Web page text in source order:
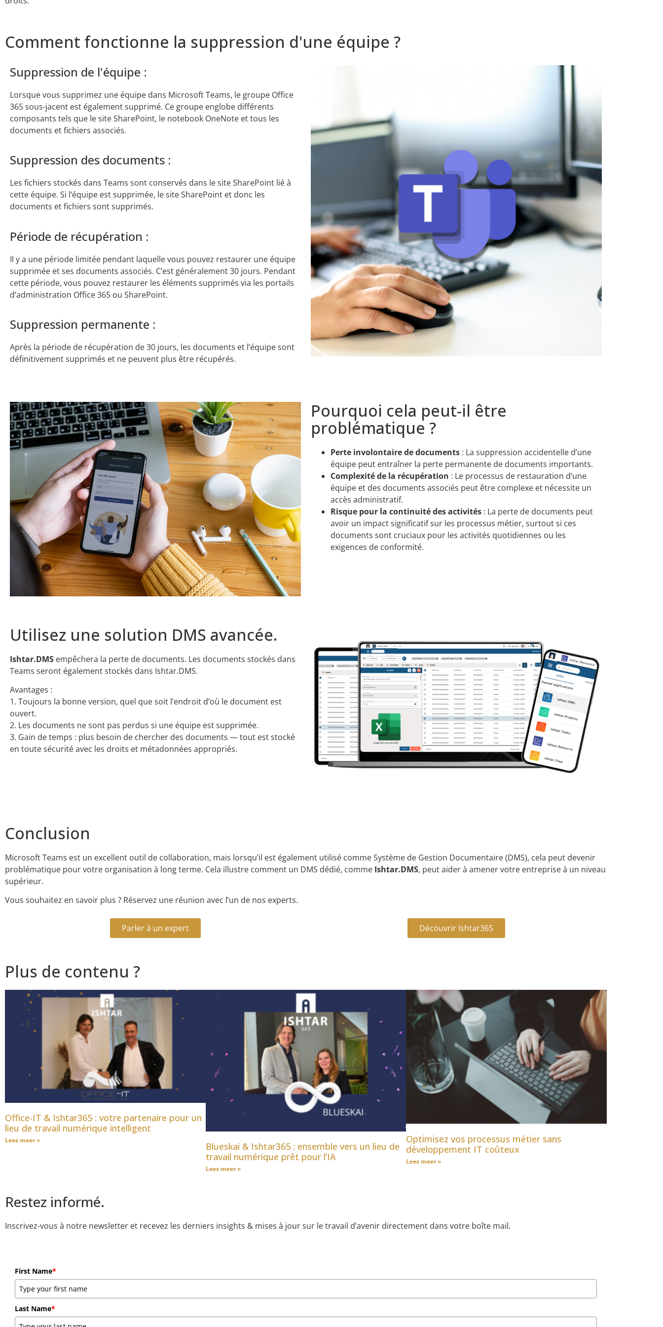
Comment fonctionne la suppression d'une équipe ?
Suppression de l'équipe :
Lorsque vous supprimez une équipe dans Microsoft Teams, le groupe Office
365 sous-jacent est également supprimé. Ce groupe englobe différents
composants tels que le site SharePoint, le notebook OneNote et tous les
documents et fichiers associés.
Suppression des documents :
Les fichiers stockés dans Teams sont conservés dans le site SharePoint lié à
cette équipe. Si l’équipe est supprimée, le site SharePoint et donc les
documents et fichiers sont supprimés.
Période de récupération :
Il y a une période limitée pendant laquelle vous pouvez restaurer une équipe
supprimée et ses documents associés. C’est généralement 30 jours. Pendant
cette période, vous pouvez restaurer les éléments supprimés via les portails
d’administration Office 365 ou SharePoint.
Suppression permanente :
Après la période de récupération de 30 jours, les documents et l’équipe sont
définitivement supprimés et ne peuvent plus être récupérés.
Pourquoi cela peut-il être
problématique ?
Perte involontaire de documents : La suppression accidentelle d’une
équipe peut entraîner la perte permanente de documents importants.
Complexité de la récupération : Le processus de restauration d’une
équipe et des documents associés peut être complexe et nécessite un
accès administratif.
Risque pour la continuité des activités : La perte de documents peut
avoir un impact significatif sur les processus métier, surtout si ces
documents sont cruciaux pour les activités quotidiennes ou les
exigences de conformité.
Utilisez une solution DMS avancée.
Ishtar.DMS empêchera la perte de documents. Les documents stockés dans
Teams seront également stockés dans Ishtar.DMS.
Avantages :
1. Toujours la bonne version, quel que soit l’endroit d’où le document est
ouvert.
2. Les documents ne sont pas perdus si une équipe est supprimée.
3. Gain de temps : plus besoin de chercher des documents — tout est stocké
en toute sécurité avec les droits et métadonnées appropriés.
Conclusion
Microsoft Teams est un excellent outil de collaboration, mais lorsqu’il est également utilisé comme Système de Gestion Documentaire (DMS), cela peut devenir
problématique pour votre organisation à long terme. Cela illustre comment un DMS dédié, comme Ishtar.DMS, peut aider à amener votre entreprise à un niveau
supérieur.
Vous souhaitez en savoir plus ? Réservez une réunion avec l’un de nos experts.
Parler à un expert Découvrir Ishtar365
Plus de contenu ?
Office-IT & Ishtar365 : votre partenaire pour un
lieu de travail numérique intelligent
Lees meer »
Blueskai & Ishtar365 : ensemble vers un lieu de
travail numérique prêt pour l’IA
Lees meer »
Optimisez vos processus métier sans
développement IT coûteux
Lees meer »
Restez informé.
Inscrivez-vous à notre newsletter et recevez les derniers insights & mises à jour sur le travail d’avenir directement dans votre boîte mail.
First Name*
Last Name*